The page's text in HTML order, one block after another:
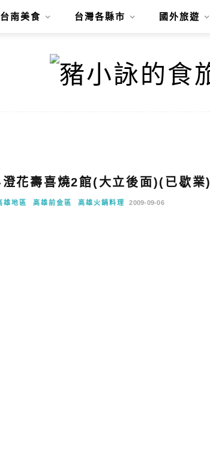
台南美食 台灣各縣市 國外旅遊
花壽喜燒2館(大立後面)(已歇業)
雄地區 高雄前金區 高雄火鍋料理 2009-09-06